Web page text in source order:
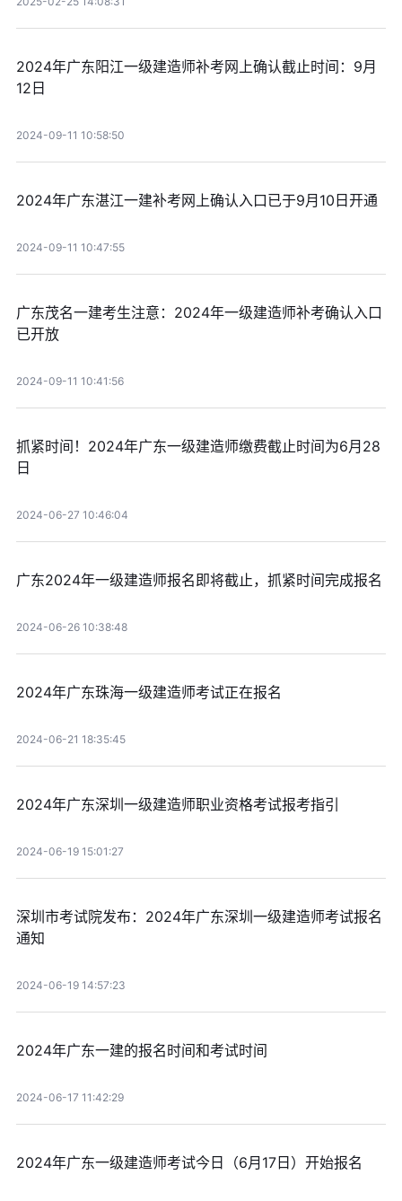
2024年广东阳江一级建造师补考网上确认截止时间：9月
12日
2024-09-11 10:58:50
2024年广东湛江一建补考网上确认入口已于9月10日开通
2024-09-11 10:47:55
广东茂名一建考生注意：2024年一级建造师补考确认入口
已开放
2024-09-11 10:41:56
抓紧时间！2024年广东一级建造师缴费截止时间为6月28
日
2024-06-27 10:46:04
广东2024年一级建造师报名即将截止，抓紧时间完成报名
2024-06-26 10:38:48
2024年广东珠海一级建造师考试正在报名
2024-06-21 18:35:45
2024年广东深圳一级建造师职业资格考试报考指引
2024-06-19 15:01:27
深圳市考试院发布：2024年广东深圳一级建造师考试报名
通知
2024-06-19 14:57:23
2024年广东一建的报名时间和考试时间
2024-06-17 11:42:29
2024年广东一级建造师考试今日（6月17日）开始报名